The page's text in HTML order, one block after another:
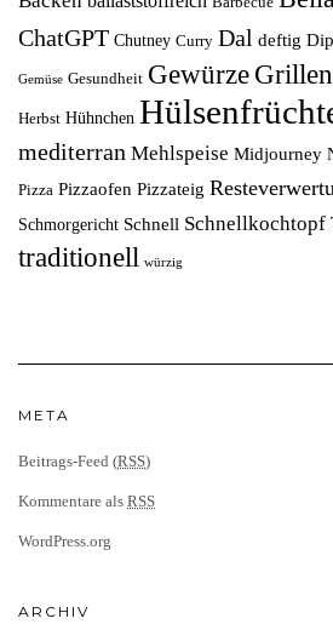
ChatGPT Chutney Curry Dal deftig Dip
Gemüse Gesundheit Gewürze Grillen
Herbst Hühnchen
mediterran Mehlspeise Midjourney
Pizza Pizzaofen Pizzateig
Schmorgericht Schnell Schnellkochtopf
traditionell würzig
META
Beitrags-Feed (RSS)
Kommentare als RSS
WordPress.org
ARCHIV